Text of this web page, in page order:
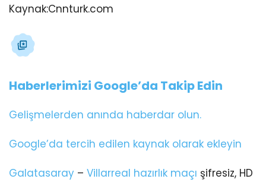
Kaynak:Cnnturk.com
Haberlerimizi Google’da Takip Edin
Gelişmelerden anında haberdar olun.
Google’da tercih edilen kaynak olarak ekleyin
Galatasaray – Villarreal hazırlık maçı şifresiz, HD